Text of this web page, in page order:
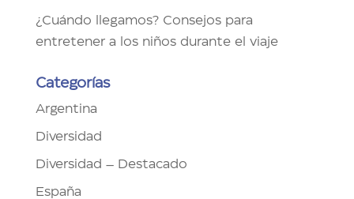
¿Cuándo llegamos? Consejos para
entretener a los niños durante el viaje
Categorías
Argentina
Diversidad
Diversidad – Destacado
España